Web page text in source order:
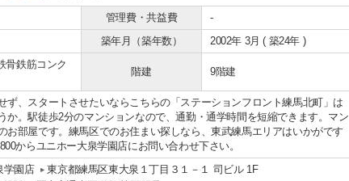
管理費・共益費
-
築年月（築年数） 2002年 3月 ( 築24年 )
骨鉄筋コンク
階建 9階建
ず、スタートさせたいならこちらの「ステーションフロント練馬北町」は
か。駅徒歩2分のマンションなので、通勤・通学時間を短縮できます。マン
お部屋です。練馬区でのお住まい探しなら、東武練馬エリアはいかがです
からユニホー大泉学園店にお問い合わせ下さい。
学園店
東京都練馬区東大泉１丁目３１－１ 司ビル 1F